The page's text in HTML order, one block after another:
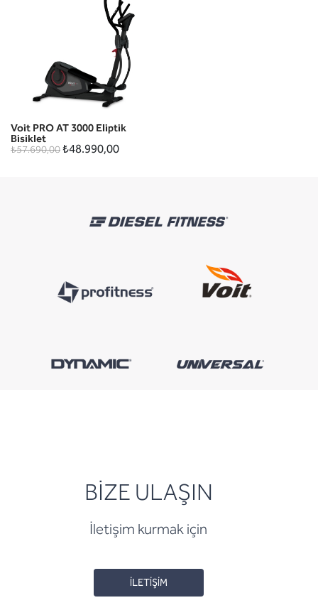
Voit PRO AT 3000 Eliptik
Bisiklet
₺57.690,00₺48.990,00
BİZE ULAŞIN
İletişim kurmak için
İLETİŞİM